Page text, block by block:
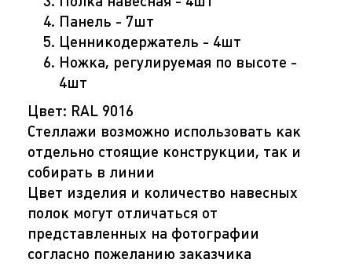
Панель - 7шт
Ценникодержатель - 4шт
Ножка, регулируемая по высоте -
4шт
Цвет: RAL 9016
Стеллажи возможно использовать как
отдельно стоящие конструкции, так и
собирать в линии
Цвет изделия и количество навесных
полок могут отличаться от
представленных на фотографии
согласно пожеланию заказчика